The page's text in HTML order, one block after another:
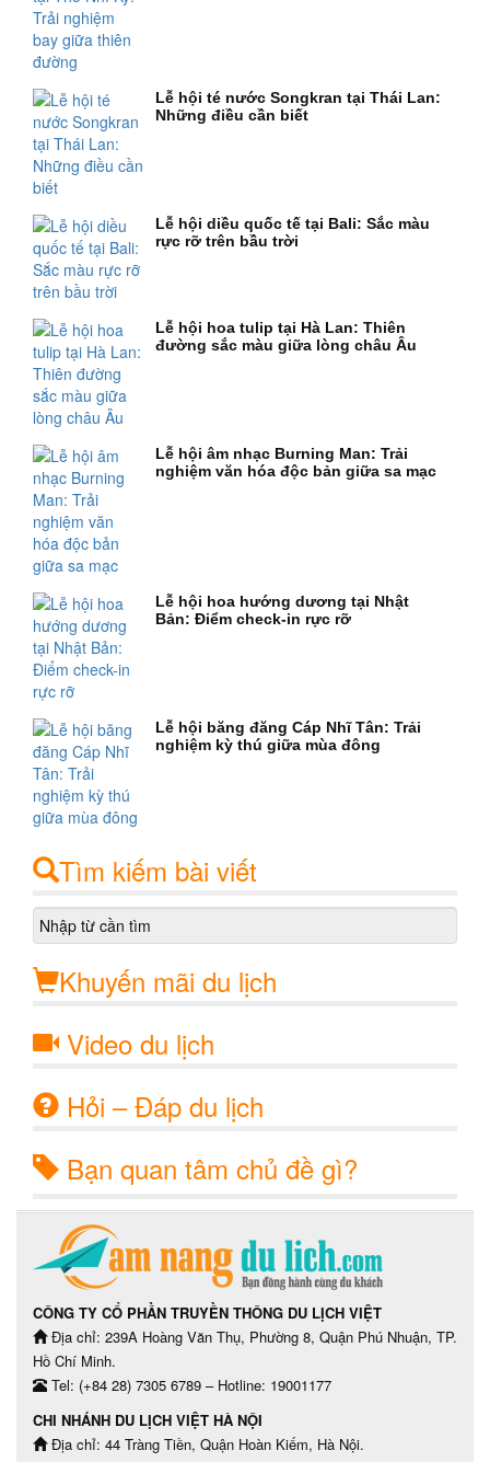
Lễ hội té nước Songkran tại Thái Lan:
Những điều cần biết
Lễ hội diều quốc tế tại Bali: Sắc màu
rực rỡ trên bầu trời
Lễ hội hoa tulip tại Hà Lan: Thiên
đường sắc màu giữa lòng châu Âu
Lễ hội âm nhạc Burning Man: Trải
nghiệm văn hóa độc bản giữa sa mạc
Lễ hội hoa hướng dương tại Nhật
Bản: Điểm check-in rực rỡ
Lễ hội băng đăng Cáp Nhĩ Tân: Trải
nghiệm kỳ thú giữa mùa đông
Tìm kiếm bài viết
Khuyến mãi du lịch
Video du lịch
Hỏi – Đáp du lịch
Bạn quan tâm chủ đề gì?
CÔNG TY CỔ PHẦN TRUYỀN THÔNG DU LỊCH VIỆT
Địa chỉ: 239A Hoàng Văn Thụ, Phường 8, Quận Phú Nhuận, TP.
Hồ Chí Minh.
Tel: (+84 28) 7305 6789 – Hotline: 19001177
CHI NHÁNH DU LỊCH VIỆT HÀ NỘI
Địa chỉ: 44 Tràng Tiền, Quận Hoàn Kiếm, Hà Nội.